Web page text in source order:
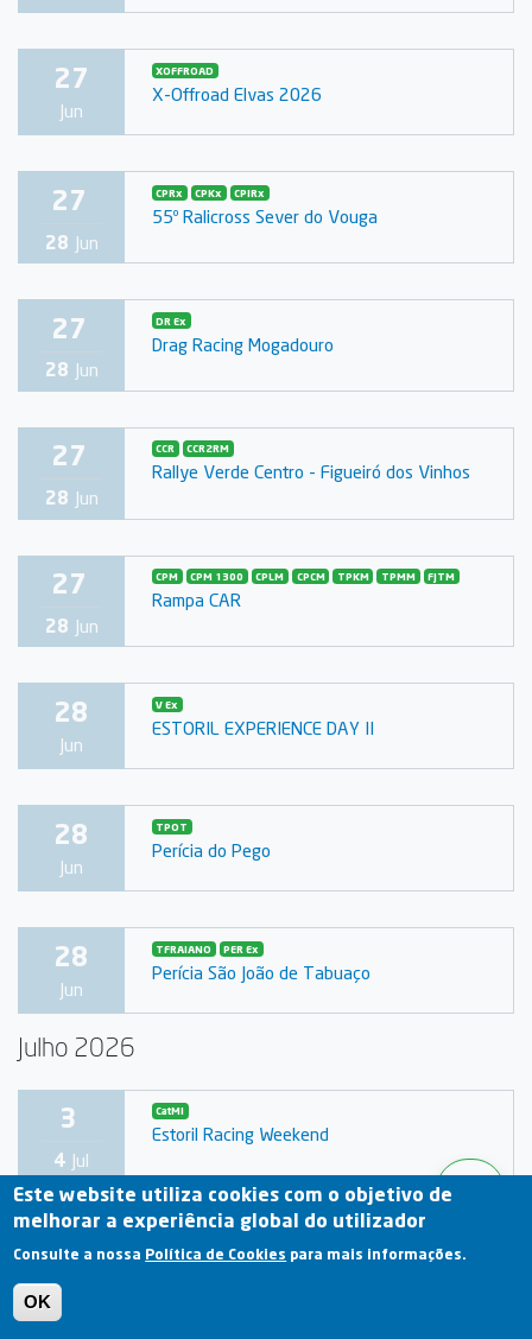
27
Jun
XOFFROAD
X-Offroad Elvas 2026
27
28 Jun
CPRx CPKx CPIRx
55º Ralicross Sever do Vouga
27
28 Jun
DR Ex
Drag Racing Mogadouro
27
28 Jun
CCR CCR2RM
Rallye Verde Centro - Figueiró dos Vinhos
27
28 Jun
CPM CPM 1300 CPLM CPCM TPKM TPMM FJTM
Rampa CAR
28
Jun
V Ex
ESTORIL EXPERIENCE DAY II
28
Jun
TPOT
Perícia do Pego
28
Jun
TFRAIANO PER Ex
Perícia São João de Tabuaço
Julho 2026
3
4 Jul
CatMI
Estoril Racing Weekend
3
4
XVI Rali da Graciosa
Este website utiliza cookies com o objetivo de
melhorar a experiência global do utilizador
Consulte a nossa Política de Cookies para mais informações.
OK